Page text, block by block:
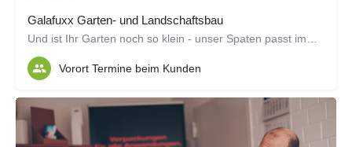
Galafuxx Garten- und Landschaftsbau
Vorort Termine beim Kunden